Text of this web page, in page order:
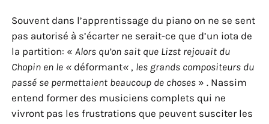
Souvent dans l’apprentissage du piano on ne se sent
pas autorisé à s’écarter ne serait-ce que d’un iota de
la partition: « Alors qu’on sait que Lizst rejouait du
Chopin en le « déformant« , les grands compositeurs du
passé se permettaient beaucoup de choses » . Nassim
entend former des musiciens complets qui ne
vivront pas les frustrations que peuvent susciter les